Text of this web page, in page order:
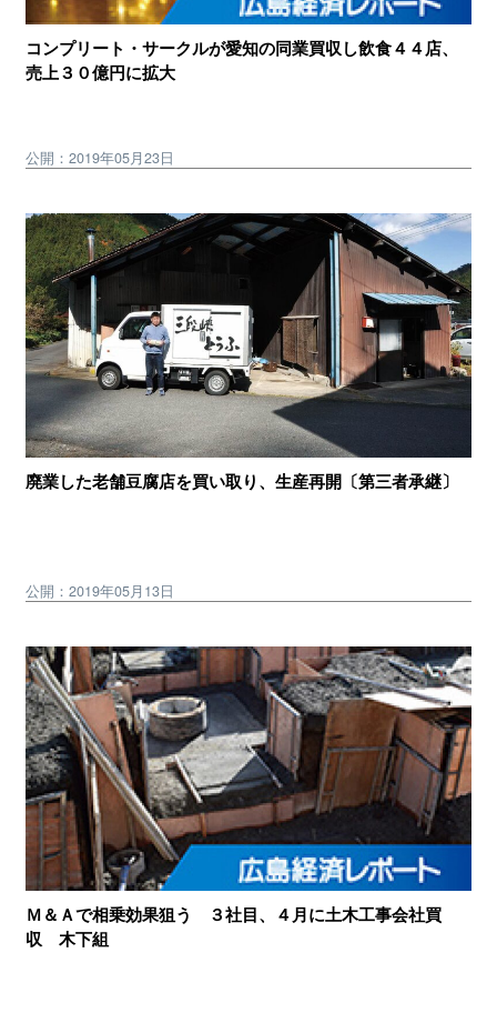
コンプリート・サークルが愛知の同業買収し飲食４４店、
売上３０億円に拡大
公開：2019年05月23日
廃業した老舗豆腐店を買い取り、生産再開〔第三者承継〕
公開：2019年05月13日
Ｍ＆Ａで相乗効果狙う ３社目、４月に土木工事会社買
収 木下組